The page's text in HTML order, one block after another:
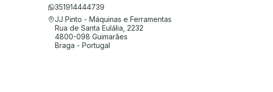
351914444739
JJ Pinto - Máquinas e Ferramentas
Rua de Santa Eulália, 2232
4800-098 Guimarães
Braga - Portugal